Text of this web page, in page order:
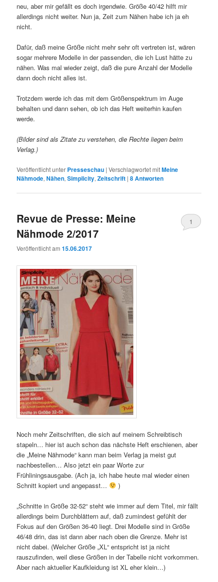
neu, aber mir gefällt es doch irgendwie. Größe 40/42 hilft mir
allerdings nicht weiter. Nun ja, Zeit zum Nähen habe ich ja eh
nicht.
Dafür, daß meine Größe nicht mehr sehr oft vertreten ist, wären
sogar mehrere Modelle in der passenden, die ich Lust hätte zu
nähen. Was mal wieder zeigt, daß die pure Anzahl der Modelle
dann doch nicht alles ist.
Trotzdem werde ich das mit dem Größenspektrum im Auge
behalten und dann sehen, ob ich das Heft weiterhin kaufen
werde.
(Bilder sind als Zitate zu verstehen, die Rechte liegen beim
Verlag.)
Veröffentlicht unter Presseschau |Verschlagwortet mitMeine
Nähmode,Nähen,Simplicity,Zeitschrift |8Antworten
Revue de Presse: Meine
Nähmode 2/2017
Veröffentlicht am15.06.2017
1
Noch mehr Zeitschriften, die sich auf meinem Schreibtisch
stapeln… hier ist auch schon das nächste Heft erschienen, aber
die „Meine Nähmode“ kann man beim Verlag ja meist gut
nachbestellen… Also jetzt ein paar Worte zur
Frühliningsausgabe. (Ach ja, ich habe heute mal wieder einen
Schnitt kopiert und angepasst…
)
„Schnitte in Größe 32-52“ steht wie immer auf dem Titel, mir fällt
allerdings beim Durchblättern auf, daß zumindest gefühlt der
Fokus auf den Größen 36-40 liegt. Drei Modelle sind in Größe
46/48 drin, das ist dann aber nach oben die Grenze. Mehr ist
nicht dabei. (Welcher Größe „XL“ entspricht ist ja nicht
rauszufinden, weil diese Größen in der Tabelle nicht vorkommen.
Aber nach aktueller Kaufkleidung ist XL eher klein…)